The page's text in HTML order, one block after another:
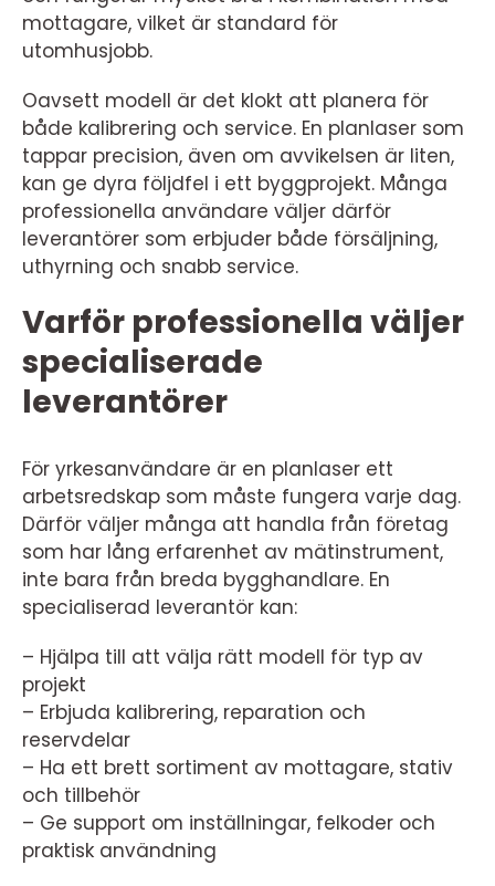
mottagare, vilket är standard för
utomhusjobb.
Oavsett modell är det klokt att planera för
både kalibrering och service. En planlaser som
tappar precision, även om avvikelsen är liten,
kan ge dyra följdfel i ett byggprojekt. Många
professionella användare väljer därför
leverantörer som erbjuder både försäljning,
uthyrning och snabb service.
Varför professionella väljer
specialiserade
leverantörer
För yrkesanvändare är en planlaser ett
arbetsredskap som måste fungera varje dag.
Därför väljer många att handla från företag
som har lång erfarenhet av mätinstrument,
inte bara från breda bygghandlare. En
specialiserad leverantör kan:
– Hjälpa till att välja rätt modell för typ av
projekt
– Erbjuda kalibrering, reparation och
reservdelar
– Ha ett brett sortiment av mottagare, stativ
och tillbehör
– Ge support om inställningar, felkoder och
praktisk användning